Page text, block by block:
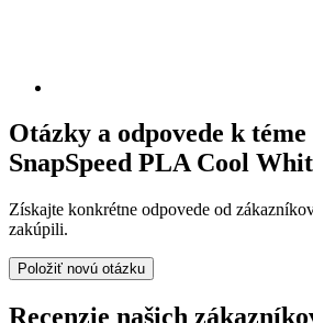
Otázky a odpovede k
SnapSpeed PLA Cool
Získajte konkrétne odpovede od
zakúpili.
Položiť novú otázku
Recenzie našich